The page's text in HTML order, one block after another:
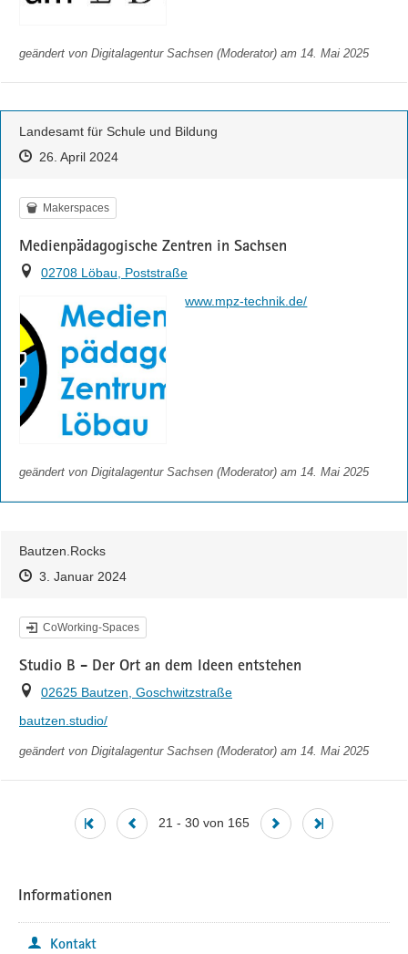
geändert von Digitalagentur Sachsen (Moderator) am 14. Mai 2025
Landesamt für Schule und Bildung
Zeitpunkt des Erstellens
Zeitpunkt des Erstellens
26. April 2024Zur Äußerung
Kategorie
Makerspaces
Medienpädagogische Zentren in Sachsen
Ort
02708 Löbau, Poststraße
https://
www.mpz-technik.de/
geändert von Digitalagentur Sachsen (Moderator) am 14. Mai 2025
Bautzen.Rocks
Zeitpunkt des Erstellens
Zeitpunkt des Erstellens
3. Januar 2024Zur Äußerung
Kategorie
CoWorking-Spaces
Studio B - Der Ort an dem Ideen entstehen
Ort
02625 Bautzen, Goschwitzstraße
https://
bautzen.studio/
geändert von Digitalagentur Sachsen (Moderator) am 14. Mai 2025
21 - 30 von 165
Informationen
Kontakt